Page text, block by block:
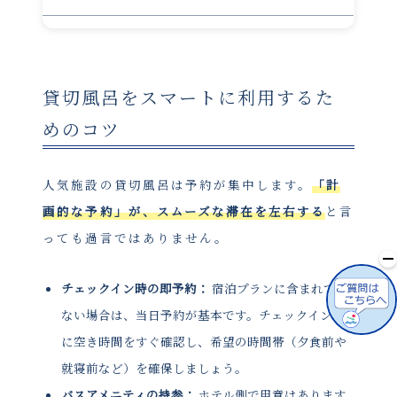
貸切風呂をスマートに利用するた
めのコツ
人気施設の貸切風呂は予約が集中します。 「計
画的な予約」が、スムーズな滞在を左右すると言
っても過言ではありません。
チェックイン時の即予約： 宿泊プランに含まれてい
ない場合は、当日予約が基本です。チェックイン時
に空き時間をすぐ確認し、希望の時間帯（夕食前や
就寝前など）を確保しましょう。